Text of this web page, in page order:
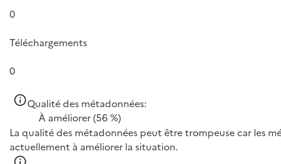
0
Téléchargements
0
Qualité des métadonnées:
À améliorer(56 %)
La qualité des métadonnées peut être trompeuse car les
actuellement à améliorer la situation.